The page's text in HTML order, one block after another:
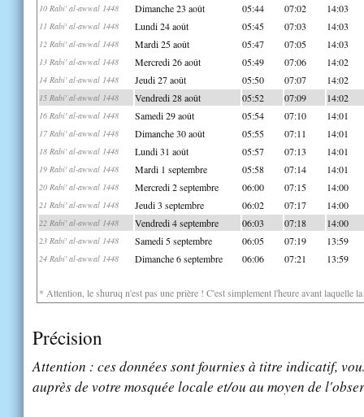
10 Rabi' al-awwal 1448 Dimanche 23 août 05:44 07:02 14:03
11 Rabi' al-awwal 1448 Lundi 24 août 05:45 07:03 14:03
12 Rabi' al-awwal 1448 Mardi 25 août 05:47 07:05 14:03
13 Rabi' al-awwal 1448 Mercredi 26 août 05:49 07:06 14:02
14 Rabi' al-awwal 1448 Jeudi 27 août 05:50 07:07 14:02
15 Rabi' al-awwal 1448 Vendredi 28 août 05:52 07:09 14:02
16 Rabi' al-awwal 1448 Samedi 29 août 05:54 07:10 14:01
17 Rabi' al-awwal 1448 Dimanche 30 août 05:55 07:11 14:01
18 Rabi' al-awwal 1448 Lundi 31 août 05:57 07:13 14:01
19 Rabi' al-awwal 1448 Mardi 1 septembre 05:58 07:14 14:01
20 Rabi' al-awwal 1448 Mercredi 2 septembre 06:00 07:15 14:00
21 Rabi' al-awwal 1448 Jeudi 3 septembre 06:02 07:17 14:00
22 Rabi' al-awwal 1448 Vendredi 4 septembre 06:03 07:18 14:00
23 Rabi' al-awwal 1448 Samedi 5 septembre 06:05 07:19 13:59
24 Rabi' al-awwal 1448 Dimanche 6 septembre 06:06 07:21 13:59
* Attention, le shuruq n'est pas une prière ! C'est simplement l'heure avant laquelle
Précision
Attention : ces données sont fournies à titre indicatif,
auprès de votre mosquée locale et/ou au moyen de